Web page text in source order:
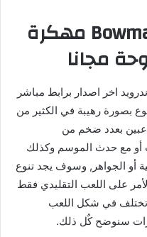
نبذة عن لعبة Bowmasters مهكرة
مجانا
اخر اصدار برابط مباشر
بصورة رهيبة في الكثير من
بعدد ضخم من
أو مع حدث الموسم وكذلك
أو الجواهر, وسوف يجد تنوع
على اللعب التقليدي فقط
في شكل اللعب
سنوضح كٌل ذلك.